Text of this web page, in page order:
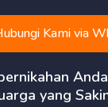
Kami via
yang